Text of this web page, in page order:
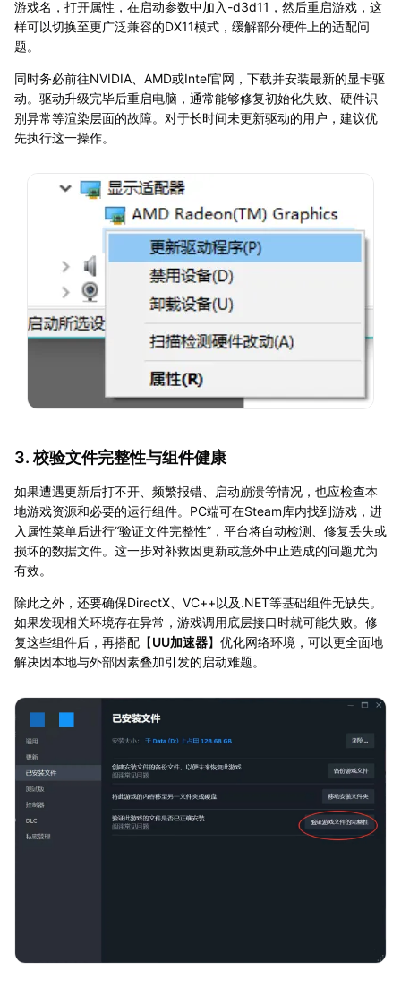
游戏名，打开属性，在启动参数中加入-d3d11，然后重启游戏，这
样可以切换至更广泛兼容的DX11模式，缓解部分硬件上的适配问
题。
同时务必前往NVIDIA、AMD或Intel官网，下载并安装最新的显卡驱
动。驱动升级完毕后重启电脑，通常能够修复初始化失败、硬件识
别异常等渲染层面的故障。对于长时间未更新驱动的用户，建议优
先执行这一操作。
3. 校验文件完整性与组件健康
如果遭遇更新后打不开、频繁报错、启动崩溃等情况，也应检查本
地游戏资源和必要的运行组件。PC端可在Steam库内找到游戏，进
入属性菜单后进行“验证文件完整性”，平台将自动检测、修复丢失或
损坏的数据文件。这一步对补救因更新或意外中止造成的问题尤为
有效。
除此之外，还要确保DirectX、VC++以及.NET等基础组件无缺失。
如果发现相关环境存在异常，游戏调用底层接口时就可能失败。修
复这些组件后，再搭配【UU加速器】优化网络环境，可以更全面地
解决因本地与外部因素叠加引发的启动难题。